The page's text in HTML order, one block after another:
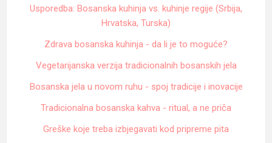
Usporedba: Bosanska kuhinja vs. kuhinje regije (Srbija,
Hrvatska, Turska)
Zdrava bosanska kuhinja - da li je to moguće?
Vegetarijanska verzija tradicionalnih bosanskih jela
Bosanska jela u novom ruhu - spoj tradicije i inovacije
Tradicionalna bosanska kahva - ritual, a ne priča
Greške koje treba izbjegavati kod pripreme pita